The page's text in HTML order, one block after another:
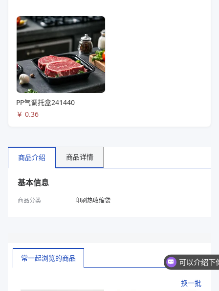
PP气调托盒241440
￥ 0.36
商品介绍 商品详情
基本信息
商品分类 印刷热收缩袋
常一起浏览的商品
换一批